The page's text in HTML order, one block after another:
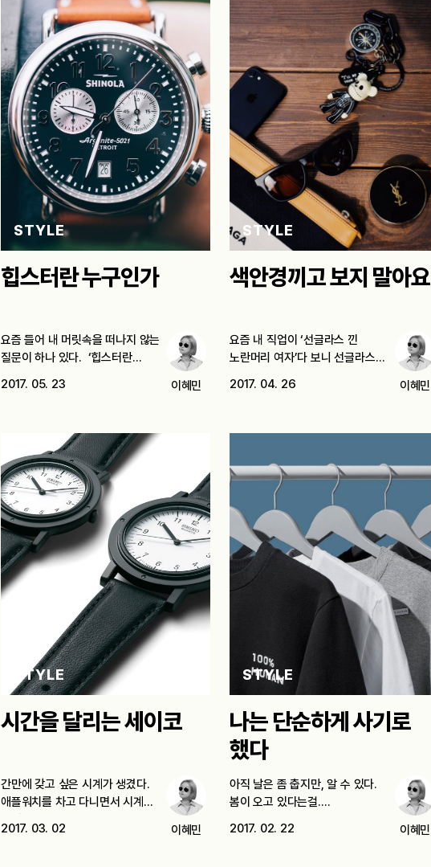
STYLE
힙스터란 누구인가
요즘 들어 내 머릿속을 떠나지 않는
질문이 하나 있다. ‘힙스터란…
2017. 05. 23
이혜민
STYLE
색안경끼고 보지 말아요
요즘 내 직업이 ‘선글라스 낀
노란머리 여자’다 보니 선글라스에
2017. 04. 26 이혜민
STYLE
시간을 달리는 세이코
간만에 갖고 싶은 시계가 생겼다.
애플워치를 차고 다니면서 시계
2017. 03. 02 이혜민
STYLE
나는 단순하게 사기로
했다
아직 날은 좀 춥지만, 알 수 있다.
봄이 오고 있다는걸.…
2017. 02. 22
이혜민